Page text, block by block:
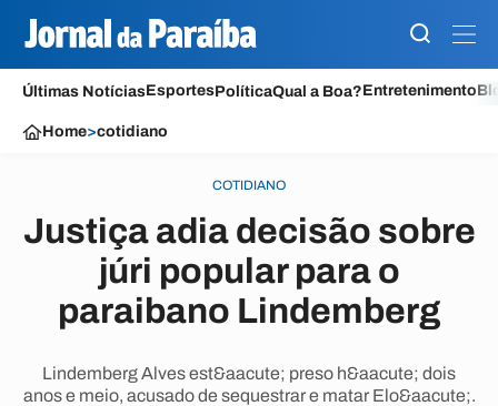
Últimas NotíciasEsportesPolíticaQual a Boa?Entretenimento
Home>cotidiano
COTIDIANO
Justiça adia decisão sobre
júri popular para o
paraibano Lindemberg
Lindemberg Alves est&aacute; preso h&aacute; dois
anos e meio, acusado de sequestrar e matar Elo&aacute;.